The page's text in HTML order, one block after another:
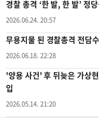
경찰 총격 ‘한 발, 한 발’ 정
2026.06.24. 20:57
무용지물 된 경찰총격 전담
2026.06.18. 22:28
'양용 사건' 후 뒤늦은 가상
입
2026.05.14. 21:20